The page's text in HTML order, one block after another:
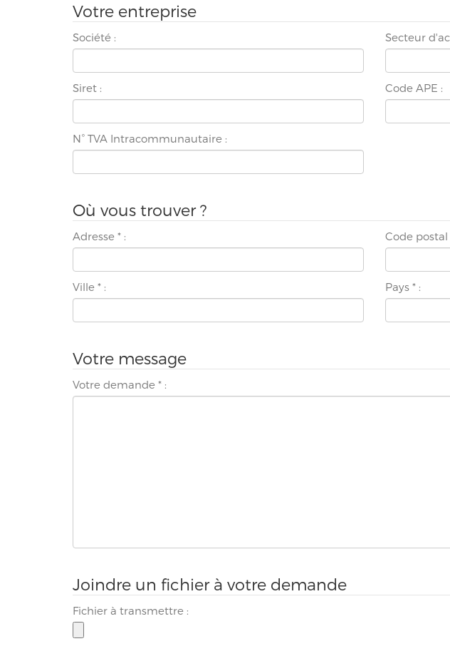
Votre entreprise
Société :
Siret : Code APE :
N° TVA Intracommunautaire :
Où vous trouver ?
Adresse * : Code postal
Ville * : Pays * :
Votre message
Votre demande * :
Joindre un fichier à votre demande
Fichier à transmettre :